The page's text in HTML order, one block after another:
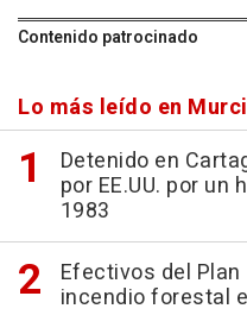
Contenido patrocinado
Lo más leído en
Detenido en
por EE.UU. por
1983
Efectivos del
incendio forestal